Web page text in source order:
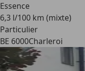
Essence
6,3 l/100 km (mixte)
Particulier
BE 6000Charleroi